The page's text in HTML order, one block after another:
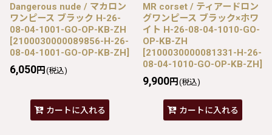
Dangerous nude / マカロン
ワンピース ブラック H-26-
08-04-1001-GO-OP-KB-ZH
[2100030000089856-H-26-
08-04-1001-GO-OP-KB-ZH]
6,050円 (税込)
カートに入れる
MR corset / ティアードロン
グワンピース ブラック×ホワ
イト H-26-08-04-1010-GO-
OP-KB-ZH
[2100030000081331-H-26-
08-04-1010-GO-OP-KB-ZH]
9,900円 (税込)
カートに入れる